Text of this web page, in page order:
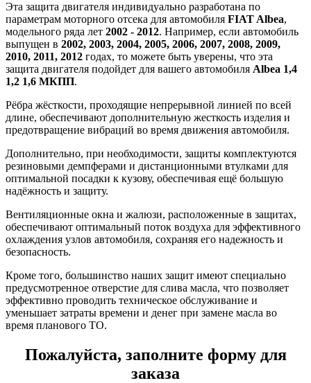
Эта защита двигателя индивидуально разработана по
параметрам моторного отсека для автомобиля FIAT Albea,
модельного ряда лет 2002 - 2012. Например, если автомобиль
выпущен в 2002, 2003, 2004, 2005, 2006, 2007, 2008, 2009,
2010, 2011, 2012 годах, то можете быть уверены, что эта
защита двигателя подойдет для вашего автомобиля Albea 1,4
1,2 1,6 МКПП.
Рёбра жёсткости, проходящие непрерывной линией по всей
длине, обеспечивают дополнительную жесткость изделия и
предотвращение вибраций во время движения автомобиля.
Дополнительно, при необходимости, защиты комплектуются
резиновыми демпферами и дистанционными втулками для
оптимальной посадки к кузову, обеспечивая ещё большую
надёжность и защиту.
Вентиляционные окна и жалюзи, расположенные в защитах,
обеспечивают оптимальный поток воздуха для эффективного
охлаждения узлов автомобиля, сохраняя его надежность и
безопасность.
Кроме того, большинство наших защит имеют специально
предусмотренное отверстие для слива масла, что позволяет
эффективно проводить техническое обслуживание и
уменьшает затраты времени и денег при замене масла во
время планового ТО.
Пожалуйста, заполните форму для
заказа